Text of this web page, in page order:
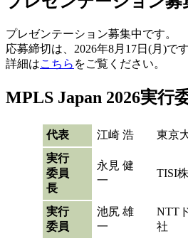
プレゼンテーション募集中です。
応募締切は、2026年8月17日(月)です
詳細はこちら をご覧ください。
MPLS Japan 2026実行
代表 江崎 浩
東京
実行
委員
長
永見 健
一
TISI
実行
委員
池尻 雄
一
NTT
社